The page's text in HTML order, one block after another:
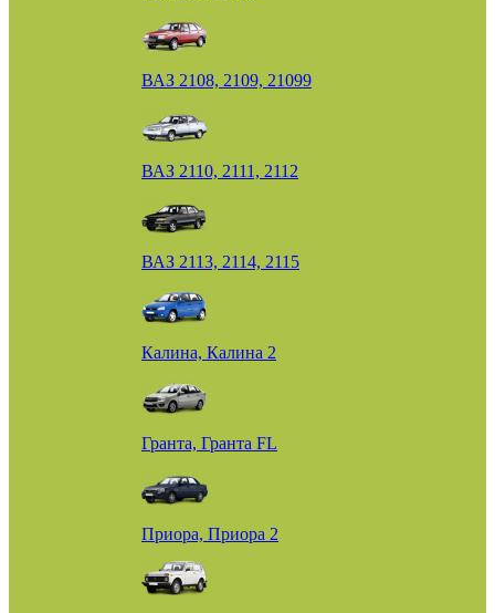
ВАЗ 2108, 2109, 21099
ВАЗ 2110, 2111, 2112
ВАЗ 2113, 2114, 2115
Калина, Калина 2
Гранта, Гранта FL
Приора, Приора 2